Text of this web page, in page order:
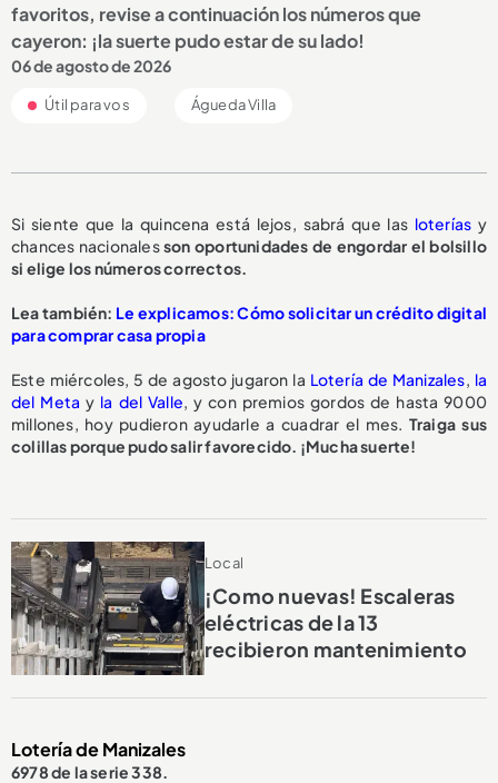
favoritos, revise a continuación los números que
cayeron: ¡la suerte pudo estar de su lado!
06 de agosto de 2026
Útil para vos Águeda Villa
Si siente que la quincena está lejos, sabrá que las loterías y
chances nacionalesson oportunidades de engordar el bolsillo
si elige los números correctos.
Lea también: Le explicamos: Cómo solicitar un crédito digital
para comprar casa propia
Este miércoles, 5 de agosto jugaron la Lotería de Manizales, la
del Meta y la del Valle, y con premios gordos de hasta 9000
millones, hoy pudieron ayudarle a cuadrar el mes. Traiga sus
colillas porque pudo salir favorecido. ¡Mucha suerte!
Local
¡Como nuevas! Escaleras
eléctricas de la 13
recibieron mantenimiento
Lotería de Manizales
6978 de la serie 338.